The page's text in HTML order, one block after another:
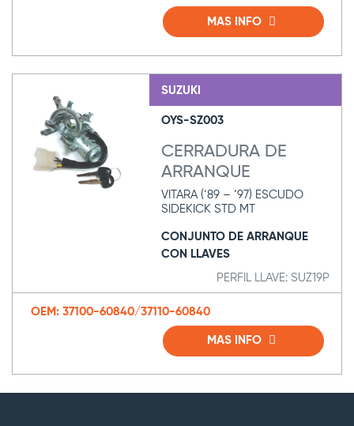
MAS INFO
SUZUKI
OYS-SZ003
CERRADURA DE
ARRANQUE
VITARA (‘89 – ‘97) ESCUDO
SIDEKICK STD MT
CONJUNTO DE ARRANQUE
CON LLAVES
PERFIL LLAVE: SUZ19P
OEM: 37100-60840/37110-60840
MAS INFO